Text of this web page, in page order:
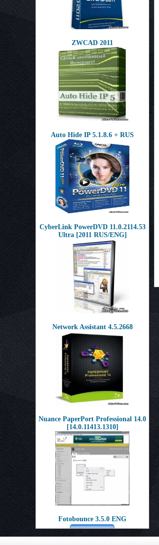
ZWCAD 2011
Auto Hide IP 5.1.8.6 + RUS
CyberLink PowerDVD 11.0.2114.53
Ultra [2011 RUS/ENG]
Network Assistant 4.5.2668
Nuance PaperPort Professional 14.0
[14.0.11413.1310]
Fotobounce 3.5.0 ENG